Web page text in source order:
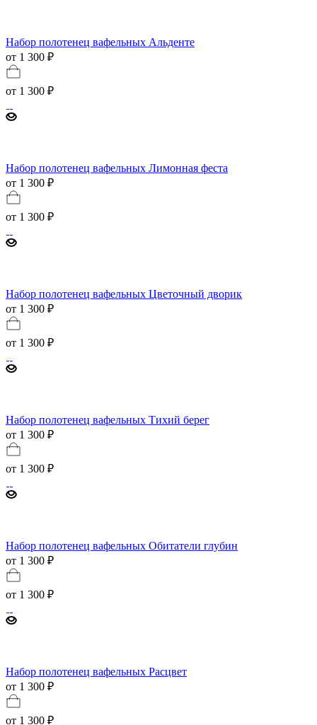
Набор полотенец вафельных Альденте
от 1 300 ₽
от 1 300 ₽
Набор полотенец вафельных Лимонная феста
от 1 300 ₽
от 1 300 ₽
Набор полотенец вафельных Цветочный дворик
от 1 300 ₽
от 1 300 ₽
Набор полотенец вафельных Тихий берег
от 1 300 ₽
от 1 300 ₽
Набор полотенец вафельных Обитатели глубин
от 1 300 ₽
от 1 300 ₽
Набор полотенец вафельных Расцвет
от 1 300 ₽
от 1 300 ₽